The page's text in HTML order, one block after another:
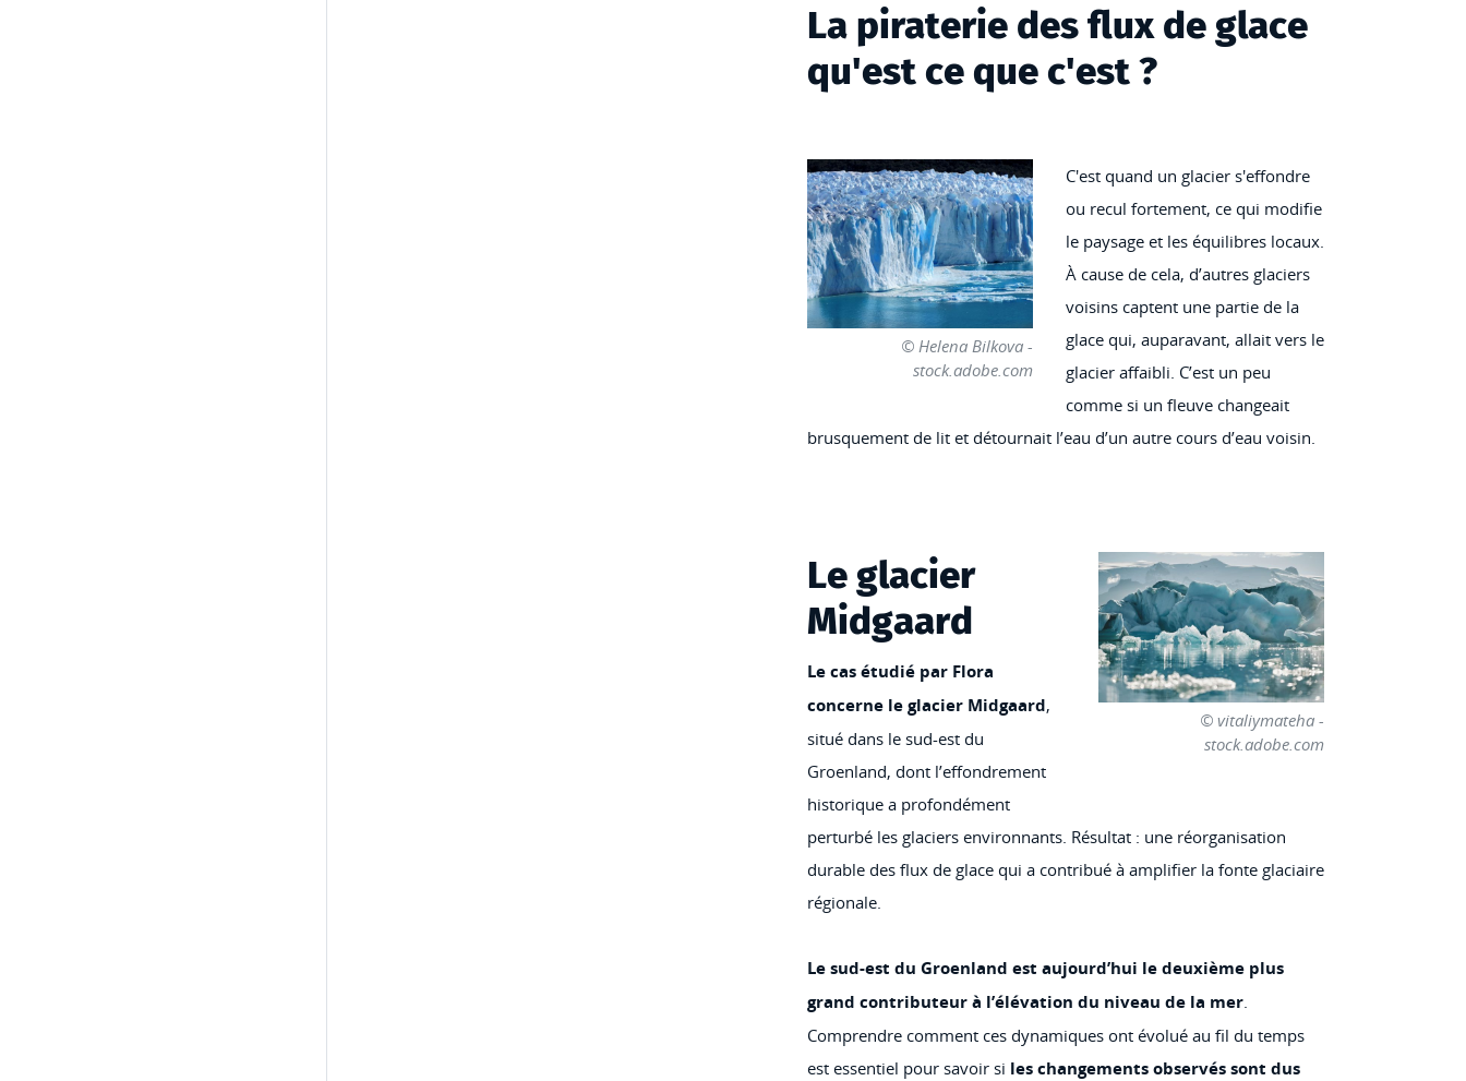
La piraterie des flux de glace
qu'est ce que c'est ?
© Helena Bilkova -
stock.adobe.com
C'est quand un glacier s'effondre
ou recul fortement, ce qui modifie
le paysage et les équilibres locaux.
À cause de cela, d’autres glaciers
voisins captent une partie de la
glace qui, auparavant, allait vers le
glacier affaibli. C’est un peu
comme si un fleuve changeait
brusquement de lit et détournait l’eau d’un autre cours d’eau voisin.
© vitaliymateha -
stock.adobe.com
Le glacier
Midgaard
Le cas étudié par Flora
concerne le glacier Midgaard,
situé dans le sud-est du
Groenland, dont l’effondrement
historique a profondément
perturbé les glaciers environnants. Résultat : une réorganisation
durable des flux de glace qui a contribué à amplifier la fonte glaciaire
régionale.
Le sud-est du Groenland est aujourd’hui le deuxième plus
grand contributeur à l’élévation du niveau de la mer
Comprendre comment ces dynamiques ont évolué au fil du temps
est essentiel pour savoir si les changements observés sont dus